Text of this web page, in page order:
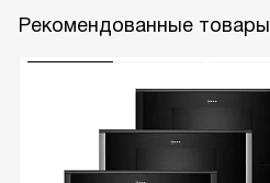
Рекомендованные товары